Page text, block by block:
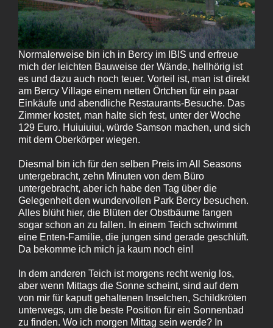
Normalerweise bin ich in Bercy im IBIS und erfreue
mich der leichten Bauweise der Wände, hellhörig ist
es und dazu auch noch teuer. Vorteil ist, man ist direkt
am Bercy Village einem netten Örtchen für ein paar
Einkäufe und abendliche Restaurants-Besuche. Das
Zimmer kostet, man halte sich fest, unter der Woche
129 Euro. Huiuiuiui, würde Samson machen, und sich
mit dem Oberkörper wiegen.
Diesmal bin ich für den selben Preis im All Seasons
untergebracht, zehn Minuten von dem Büro
untergebracht, aber ich habe den Tag über die
Gelegenheit den wundervollen Park Bercy besuchen.
Alles blüht hier, die Blüten der Obstbäume fangen
sogar schon an zu fallen. In einem Teich schwimmt
eine Enten-Familie, die jungen sind gerade geschlüft.
Da bekomme ich mich ja kaum noch ein!
In dem anderen Teich ist morgens recht wenig los,
aber wenn Mittags die Sonne scheint, sind auf dem
von mir für kaputt gehaltenen Inselchen, Schildkröten
unterwegs, um die beste Position für ein Sonnenbad
zu finden. Wo ich morgen Mittag sein werde? In